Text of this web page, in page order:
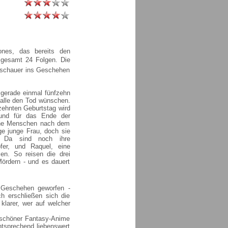
das bereits den
24 Folgen. Die
ins Geschehen
einmal fünfzehn
den Tod wünschen.
Geburtstag wird
für das Ende der
Menschen nach dem
junge Frau, doch sie
Da sind noch ihre
und Raquel, eine
So reisen die drei
- und es dauert
geworfen -
erschließen sich die
wer auf welcher
Fantasy-Anime
liebenswert